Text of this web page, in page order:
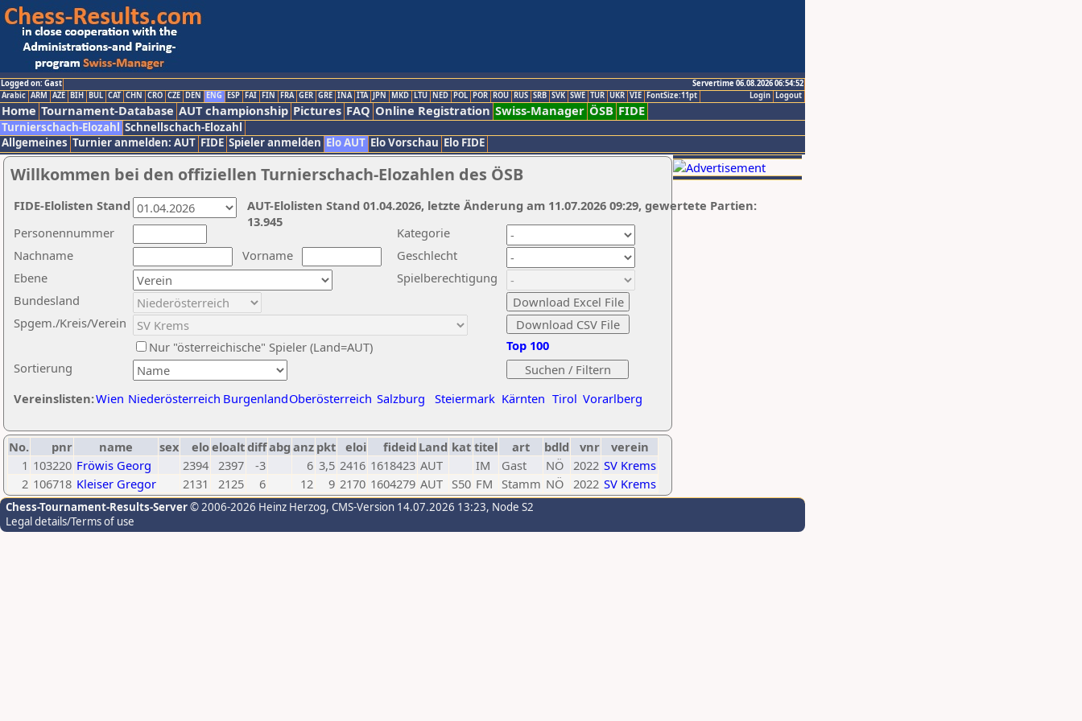
Logged on: Gast
Servertime 06.08.2026 06:54:52
Logout
Login
Arabic ARM AZE BIH BUL CAT CHN CRO CZE DEN ENG ESP FAI FIN FRA GER GRE INA ITA JPN MKD LTU NED POL POR ROU RUS SRB SVK SWE TUR UKR VIE FontSize:11pt
Home Tournament-Database AUT championship Pictures FAQ Online Registration Swiss-Manager ÖSB FIDE
Turnierschach-Elozahl Schnellschach-Elozahl
Allgemeines Turnier anmelden: AUT FIDE Spieler anmelden Elo AUT Elo Vorschau Elo FIDE
Willkommen bei den offiziellen Turnierschach-Elozahlen des ÖSB
Nachname
Vorname
Ebene
Kategorie
Sortierung
Personennummer
Bundesland
Spgem./Kreis/Verein
Geschlecht
Nur "österreichische" Spieler (Land=AUT)
Spielberechtigung
Vereinslisten:Wien Niederösterreich BurgenlandOberösterreich Salzburg Steiermark Kärnten Tirol Vorarlberg
Top 100
AUT-Elolisten Stand 01.04.2026, letzte Änderung am 11.07.2026 09:29, gewertete Partien:
13.945
FIDE-Elolisten Stand
No. pnr name sex eloeloaltdiffabg anz pkt eloi fideid Land kat titel art bdld vnr
verein
1 103220 Fröwis Georg 2394 2397 -3 6 3,5 2416 1618423 AUT IM Gast NÖ 2022 SV Krems
2 106718 Kleiser Gregor 2131 2125 6 12 9 2170 1604279 AUT S50 FM Stamm NÖ 2022 SV Krems
Chess-Tournament-Results-Server© 2006-2026 Heinz Herzog, CMS-Version 14.07.2026 13:23, Node S2
Legal details/Terms of use